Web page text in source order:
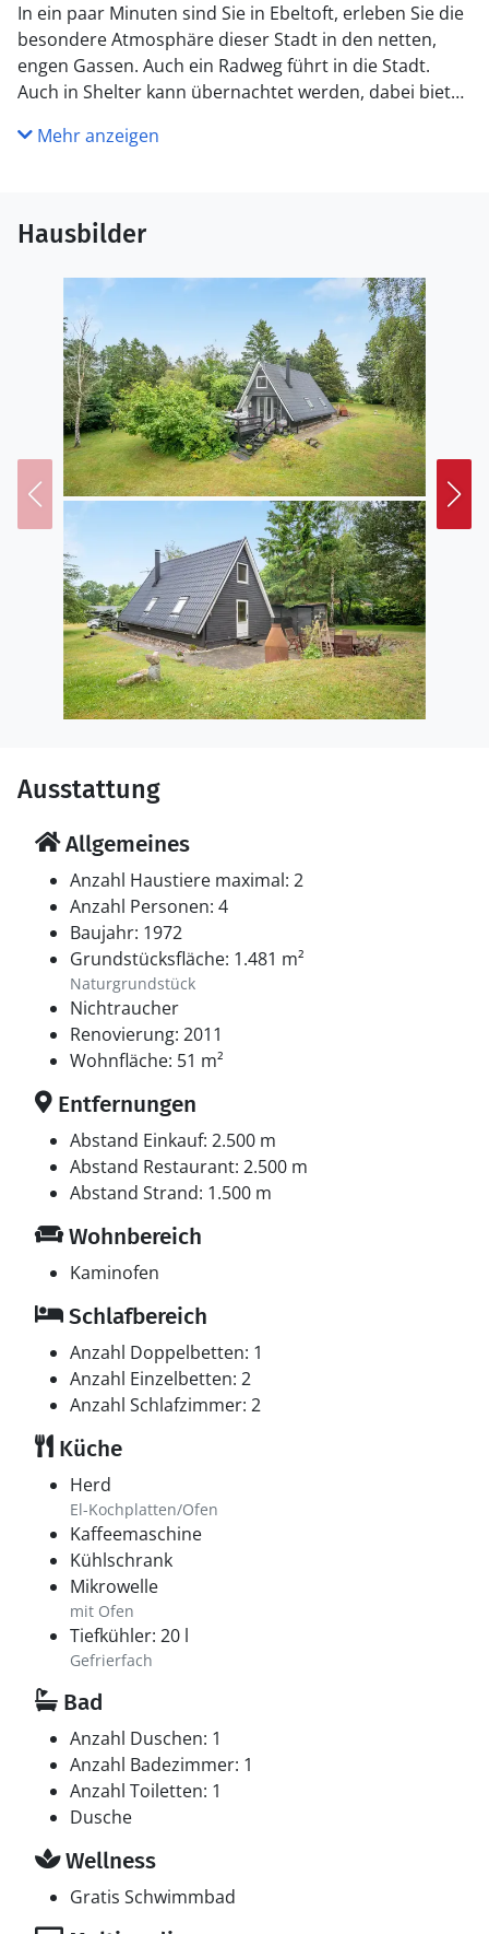
In ein paar Minuten sind Sie in Ebeltoft, erleben Sie die
besondere Atmosphäre dieser Stadt in den netten,
engen Gassen. Auch ein Radweg führt in die Stadt.
Auch in Shelter kann übernachtet werden, dabei bietet
Ferienhaus.
Mehr anzeigen
Hausbilder
Ausstattung
Allgemeines
Anzahl Haustiere maximal: 2
Anzahl Personen: 4
Baujahr: 1972
Grundstücksfläche: 1.481 m²
Naturgrundstück
Nichtraucher
Renovierung: 2011
Wohnfläche: 51 m²
Entfernungen
Abstand Einkauf: 2.500 m
Abstand Restaurant: 2.500 m
Abstand Strand: 1.500 m
Wohnbereich
Kaminofen
Schlafbereich
Anzahl Doppelbetten: 1
Anzahl Einzelbetten: 2
Anzahl Schlafzimmer: 2
Küche
Herd
El-Kochplatten/Ofen
Kaffeemaschine
Kühlschrank
Mikrowelle
mit Ofen
Tiefkühler: 20 l
Gefrierfach
Bad
Anzahl Duschen: 1
Anzahl Badezimmer: 1
Anzahl Toiletten: 1
Dusche
Wellness
Gratis Schwimmbad